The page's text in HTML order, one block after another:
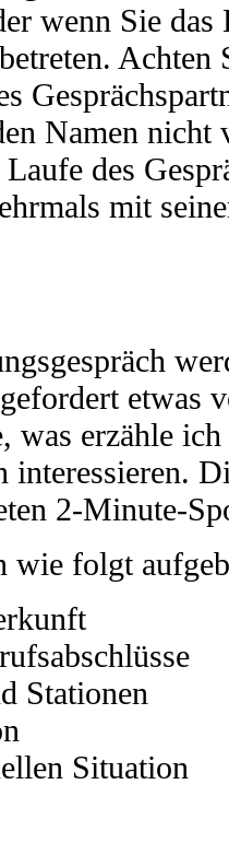
wenn Sie das
Namen nicht
des
mit
etwas
was erzähle
interessieren.
2-Minute-
wie folgt
Stationen
Situation